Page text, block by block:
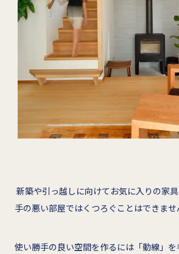
新築や引っ越しに向けてお気に入りの家
手の悪い部屋ではくつろぐことはできませ
使い勝手の良い空間を作るには「動線」